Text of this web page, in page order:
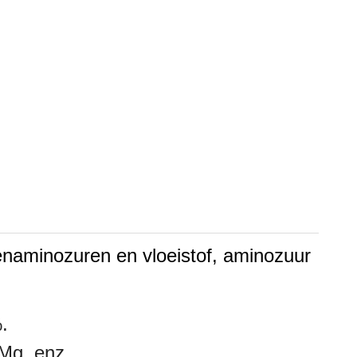
en vloeistof, aminozuur
enz.